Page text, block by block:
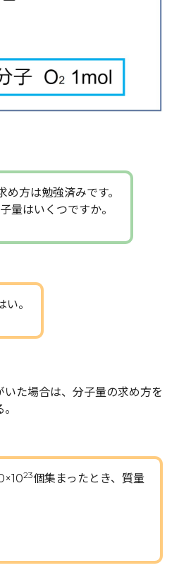
め方は勉強済みです。
量はいくつですか。
。
た場合は、分子量の求め方を
23個集まったとき、質量